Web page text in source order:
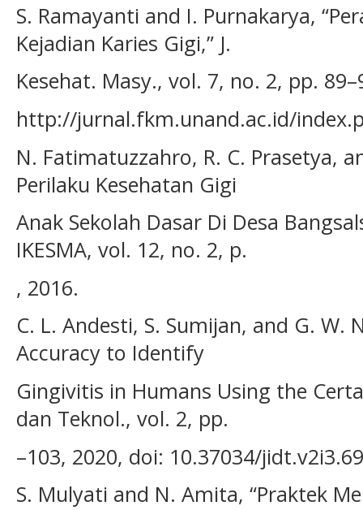
S. Ramayanti and I. Purnakarya,
Kejadian Karies Gigi,” J.
Kesehat. Masy., vol. 7, no. 2, pp.
http://jurnal.fkm.unand.ac.id/
N. Fatimatuzzahro, R. C. Prasetya,
Perilaku Kesehatan Gigi
Anak Sekolah Dasar Di Desa
IKESMA, vol. 12, no. 2, p.
, 2016.
C. L. Andesti, S. Sumijan, and G. W.
Accuracy to Identify
Gingivitis in Humans Using the
dan Teknol., vol. 2, pp.
–103, 2020, doi: 10.37034/
S. Mulyati and N. Amita, “Praktek